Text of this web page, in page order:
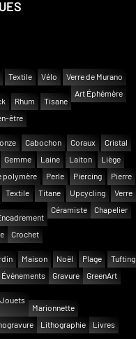
Textile Vélo
Verre de Murano
Rhum Tisane
Art Éphémère
être
Cabochon Coraux
Cristal
Gemme Laine Laiton
Liège
polymère Perle Piercing
Pierre
Textile Titane Upcycling
Verre
Céramiste Chapelier
Crochet
Maison Noël Plage
Tufting
Événements Gravure GreenArt
Jouets
Marionnette
Lithographie Livres